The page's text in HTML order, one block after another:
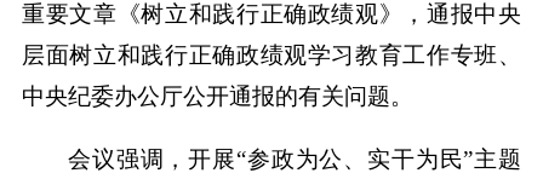
重要文章《树立和践行正确政绩观》，通报中央
层面树立和践行正确政绩观学习教育工作专班、
中央纪委办公厅公开通报的有关问题。
会议强调，开展“参政为公、实干为民”主题